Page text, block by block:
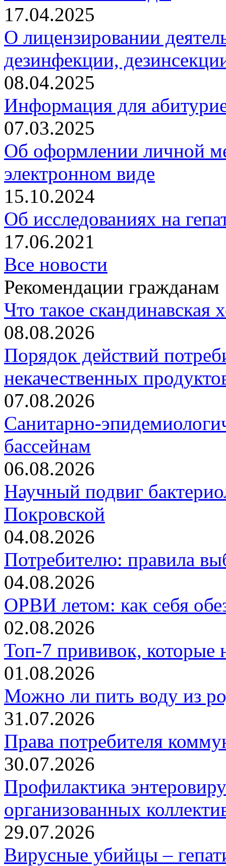
17.04.2025
О лицензировании
дезинфекции,
08.04.2025
Информация для
07.03.2025
Об оформлении личной
электронном виде
15.10.2024
Об исследованиях на
17.06.2021
Все новости
Рекомендации гражданам
Что такое скандинавская
08.08.2026
Порядок действий
некачественных
07.08.2026
Санитарно-
бассейнам
06.08.2026
Научный подвиг
Покровской
04.08.2026
Потребителю: правила
04.08.2026
ОРВИ летом: как себя
02.08.2026
Топ-7 прививок,
01.08.2026
Можно ли пить воду из
31.07.2026
Права потребителя
30.07.2026
Профилактика
организованных
29.07.2026
Вирусные убийцы –